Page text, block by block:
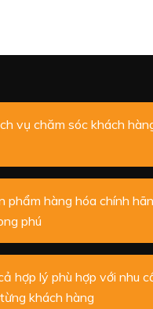
vụ chăm sóc khách
phẩm hàng hóa chính
phú
hợp lý phù hợp với nhu
khách hàng